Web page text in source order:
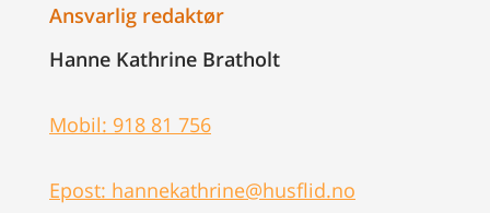
Ansvarlig redaktør
Hanne Kathrine Bratholt
Mobil: 918 81 756
Epost: hannekathrine@husflid.no